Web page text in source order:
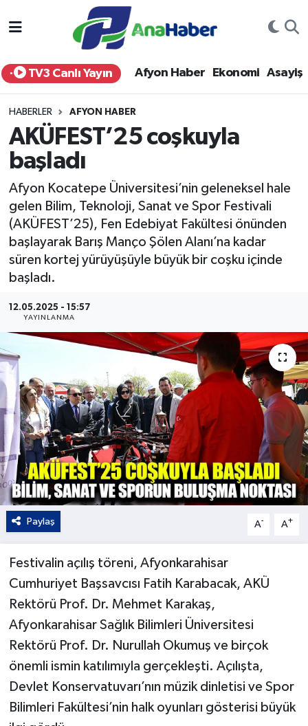
TV3 Canlı Yayın Afyon Haber Ekonomi Asayiş
HABERLER AFYON HABER
AKÜFEST’25 coşkuyla
başladı
Afyon Kocatepe Üniversitesi’nin geleneksel hale
gelen Bilim, Teknoloji, Sanat ve Spor Festivali
(AKÜFEST’25), Fen Edebiyat Fakültesi önünden
başlayarak Barış Manço Şölen Alanı’na kadar
süren kortej yürüyüşüyle büyük bir coşku içinde
başladı.
12.05.2025 - 15:57
YAYINLANMA
Paylaş A- A+
Festivalin açılış töreni, Afyonkarahisar
Cumhuriyet Başsavcısı Fatih Karabacak, AKÜ
Rektörü Prof. Dr. Mehmet Karakaş,
Afyonkarahisar Sağlık Bilimleri Üniversitesi
Rektörü Prof. Dr. Nurullah Okumuş ve birçok
önemli ismin katılımıyla gerçekleşti. Açılışta,
Devlet Konservatuvarı’nın müzik dinletisi ve Spor
Bilimleri Fakültesi’nin halk oyunları gösterisi büyük
Yurt Haber
Afyon Haber
Ekonomi
Siyaset
Spor
Eğitim
Sağlık
Kültür - Sanat
Afyonkarahisar Nöbetçi Eczaneler
Afyonkarahisar Hava Durumu
Afyonkarahisar Namaz Vakitleri
Afyonkarahisar Trafik Yoğunluk Haritası
Süper Lig Puan Durumu ve Fikstür
Tüm Manşetler
Son Dakika Haberleri